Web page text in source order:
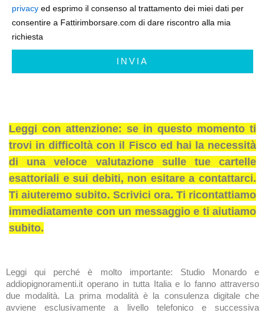
privacy ed esprimo il consenso al trattamento dei miei dati per
consentire a Fattirimborsare.com di dare riscontro alla mia
richiesta
INVIA
Leggi con attenzione: se in questo momento ti
trovi in difficoltà con il Fisco ed hai la necessità
di una veloce valutazione sulle tue cartelle
esattoriali e sui debiti, non esitare a contattarci.
Ti aiuteremo subito. Scrivici ora. Ti ricontattiamo
immediatamente con un messaggio e ti aiutiamo
subito.
Leggi qui perché è molto importante: Studio Monardo e
addiopignoramenti.it operano in tutta Italia e lo fanno attraverso
due modalità. La prima modalità è la consulenza digitale che
avviene esclusivamente a livello telefonico e successiva